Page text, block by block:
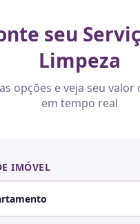
seu
Limpeza
opções e veja seu
em tempo real
IMÓVEL